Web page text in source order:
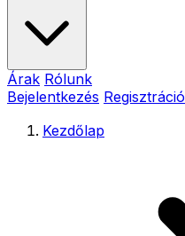
Árak Rólunk
Bejelentkezés Regisztráció
Kezdőlap